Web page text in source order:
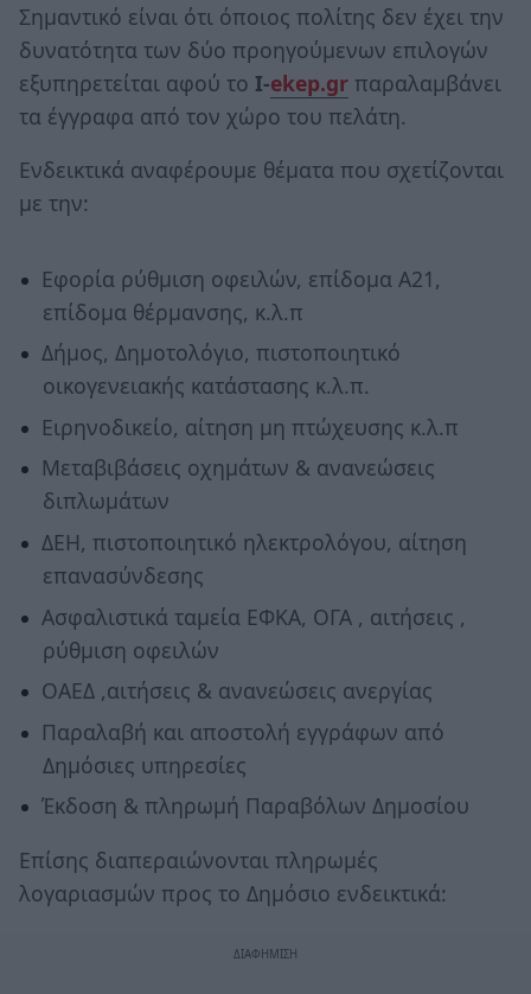
Σημαντικό είναι ότι όποιος πολίτης δεν έχει την
δυνατότητα των δύο προηγούμενων επιλογών
εξυπηρετείται αφού το I-ekep.gr παραλαμβάνει
τα έγγραφα από τον χώρο του πελάτη.
Ενδεικτικά αναφέρουμε θέματα που σχετίζονται
με την:
Εφορία ρύθμιση οφειλών, επίδομα Α21,
επίδομα θέρμανσης, κ.λ.π
Δήμος, Δημοτολόγιο, πιστοποιητικό
οικογενειακής κατάστασης κ.λ.π.
Ειρηνοδικείο, αίτηση μη πτώχευσης κ.λ.π
Μεταβιβάσεις οχημάτων & ανανεώσεις
διπλωμάτων
ΔΕΗ, πιστοποιητικό ηλεκτρολόγου, αίτηση
επανασύνδεσης
Ασφαλιστικά ταμεία ΕΦΚΑ, ΟΓΑ , αιτήσεις ,
ρύθμιση οφειλών
ΟΑΕΔ ,αιτήσεις & ανανεώσεις ανεργίας
Παραλαβή και αποστολή εγγράφων από
Δημόσιες υπηρεσίες
Έκδοση & πληρωμή Παραβόλων Δημοσίου
Επίσης διαπεραιώνονται πληρωμές
λογαριασμών προς το Δημόσιο ενδεικτικά: